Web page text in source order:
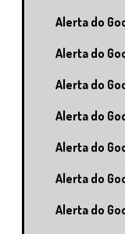
Alerta do
Alerta do
Alerta do
Alerta do
Alerta do
Alerta do
Alerta do